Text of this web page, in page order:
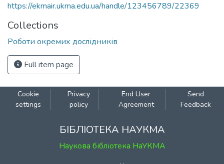
https://ekmair.ukma.edu.ua/handle/123456789/22369
Collections
Роботи окремих дослідників
Full item page
Cookie
settings
Privacy
policy
End User
Agreement
Send
Feedback
БІБЛІОТЕКА НАУКМА
Наукова бібліотека НаУКМА